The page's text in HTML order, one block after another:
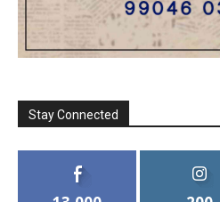
Stay Connected